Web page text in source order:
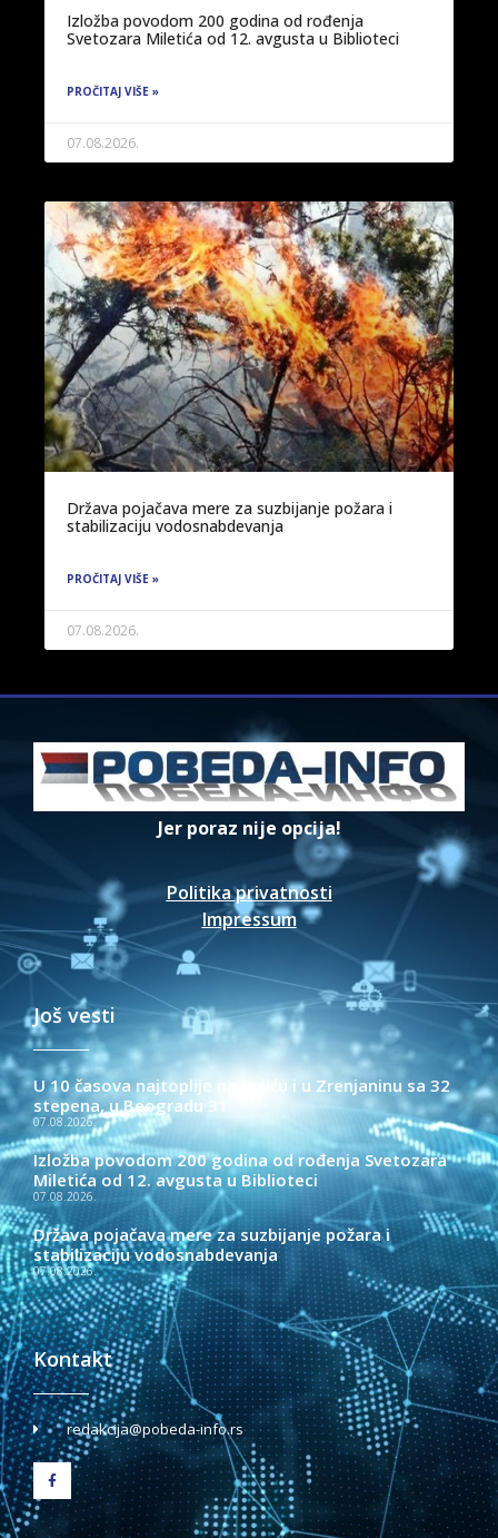
Izložba povodom 200 godina od rođenja
Svetozara Miletića od 12. avgusta u Biblioteci
PROČITAJ VIŠE »
07.08.2026.
Država pojačava mere za suzbijanje požara i
stabilizaciju vodosnabdevanja
PROČITAJ VIŠE »
07.08.2026.
Jer poraz nije opcija!
Politika privatnosti
Impressum
Još vesti
U 10 časova najtoplije na Paliću i u Zrenjaninu sa 32
stepena, u Beogradu 31
07.08.2026.
Izložba povodom 200 godina od rođenja Svetozara
Miletića od 12. avgusta u Biblioteci
07.08.2026.
Država pojačava mere za suzbijanje požara i
stabilizaciju vodosnabdevanja
07.08.2026.
Kontakt
redakcija@pobeda-info.rs